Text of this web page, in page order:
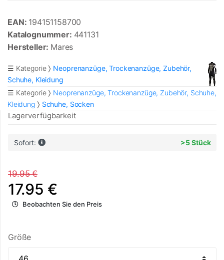
EAN: 194151158700
Katalognummer: 441131
Hersteller: Mares
☰ Kategorie
Neoprenanzüge, Trockenanzüge, Zubehör,
Schuhe, Kleidung
☰ Kategorie
Neoprenanzüge, Trockenanzüge, Zubehör, Schuhe,
Kleidung
Schuhe, Socken
Lagerverfügbarkeit
Sofort: >5 Stück
19.95 €
17.95 €
Beobachten Sie den Preis
Größe